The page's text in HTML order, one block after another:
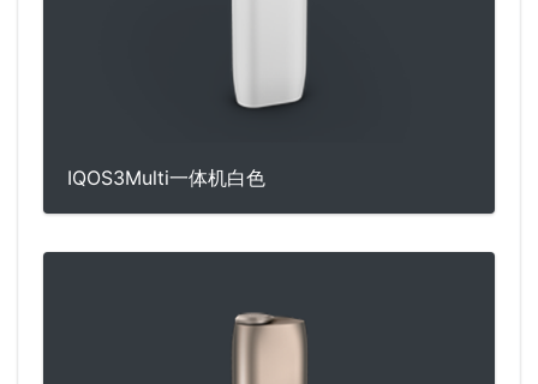
IQOS3Multi一体机白色